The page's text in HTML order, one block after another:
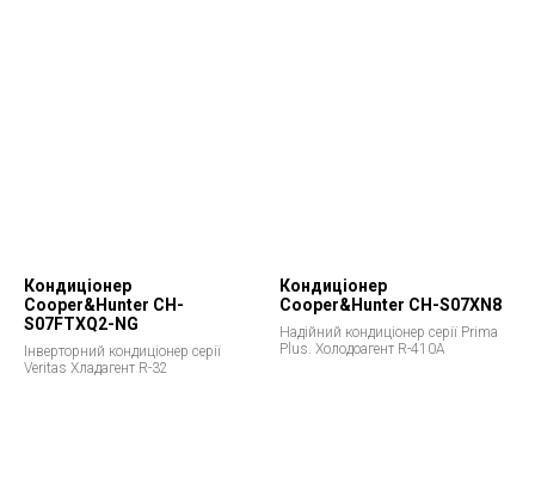
Кондиціонер
Cooper&Hunter CH-
S07FTXQ2-NG
Інверторний кондиціонер серії
Veritas Хладагент R-32
Кондиціонер
Cooper&Hunter CH-S07XN8
Надійний кондиціонер серії Prima
Plus. Холодоагент R-410A